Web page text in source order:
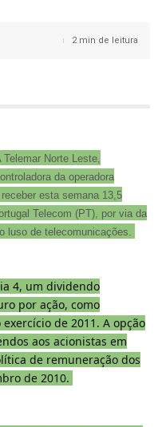
2 min de leitura
Telemar Norte Leste,
da operadora
esta semana 13,5
Telecom (PT), por via da
luso de telecomunicações.
4, um dividendo
por ação, como
de 2011. A opção
aos acionistas em
de remuneração dos
de 2010.